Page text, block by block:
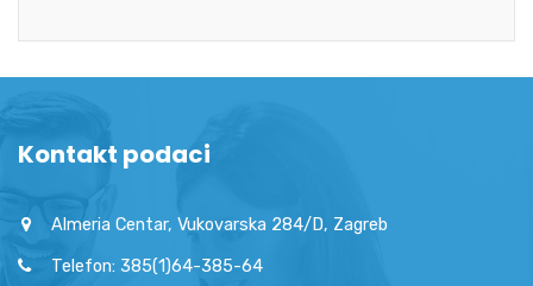
Kontakt podaci
Almeria Centar, Vukovarska 284/D, Zagreb
Telefon: 385(1)64-385-64